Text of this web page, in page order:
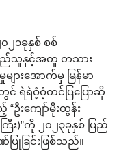
၂၁ခုနှစ် စစ်
ြည်သူနှင့်အတူ တသား
းအောက်မှ မြန်မာ
ရဲရဲဝံ့ဝံ့တင်ပြပြောဆို
ဦးကျော်မိုးထွန်း
း)”ကို ၂၀၂၃ခုနှစ် ပြည်
ခြင်းဖြစ်သည်။